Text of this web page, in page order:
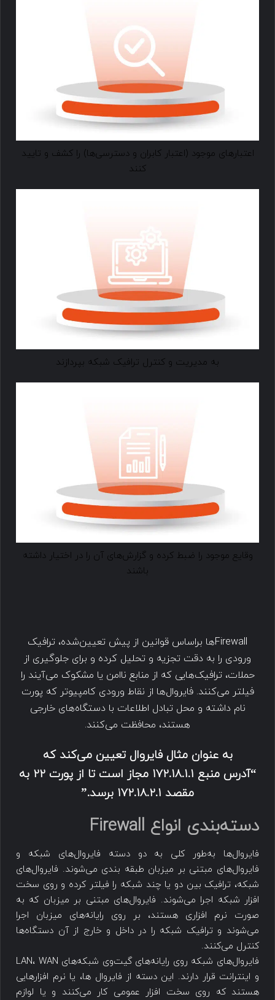
اعتبارهای موجود (اعتبار کابران و دسترسی‌ها) را کشف و تایید
کنند
به مدیریت و کنترل ترافیک شبکه بپردازند
وقایع موجود را ضبط کرده و گزارش‌های آن را در اختیار داشته
باشند
Firewall‌ها براساس قوانین از پیش تعیین‌شده، ترافیک
ورودی را به دقت تجزیه و تحلیل کرده و برای جلوگیری از
حملات، ترافیک‌هایی که از منابع ناامن یا مشکوک می‌آیند را
فیلتر می‌کنند. فایروال‌ها از نقاط ورودی کامپیوتر که پورت
نام داشته و محل تبادل اطلاعات با دستگاه‌های خارجی
هستند، محافظت می‌کنند.
به عنوان مثال فایروال تعیین می‌کند که
“آدرس منبع 172.18.1.1 مجاز است تا از پورت 22 به
مقصد 172.18.2.1 برسد.”
دسته‌بندی انواع Firewall
فایروال‌ها به‌طور کلی به دو دسته فایروال‌های شبکه و
فایروال‌های مبتنی بر میزبان طبقه بندی می‌شوند. فایروال‌های
شبکه، ترافیک بین دو یا چند شبکه را فیلتر کرده و روی سخت
افزار شبکه اجرا می‌شوند. فایروال‌های مبتنی بر میزبان که به
صورت نرم افزاری هستند، بر روی رایانه‌های میزبان اجرا
می‌شوند و ترافیک شبکه را در داخل و خارج از آن دستگاه‌ها
کنترل می‌کنند.
فایروال‌های شبکه روی رایانه‌های گیت‌وی شبکه‌های LAN، WAN
و اینترانت قرار دارند. این دسته از فایروال ها، یا نرم افزارهایی
هستند که روی سخت افزار عمومی کار می‌کنند و یا لوازم